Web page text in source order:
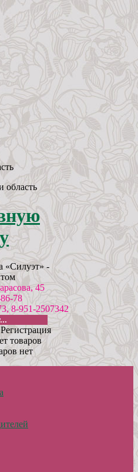
область
«Силуэт» -
45
78
8-951-2507342
Регистрация
товаров
нет